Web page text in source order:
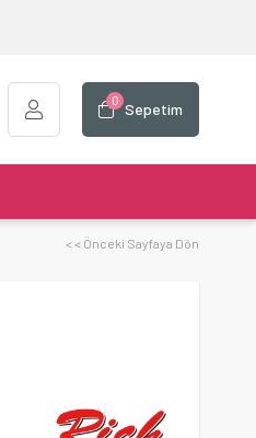
Sepetim
0
< < Önceki Sayfaya Dön